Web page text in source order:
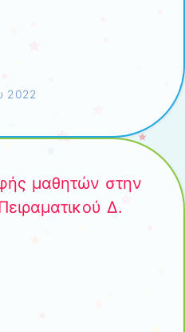
2022
μαθητών στην
Δ.